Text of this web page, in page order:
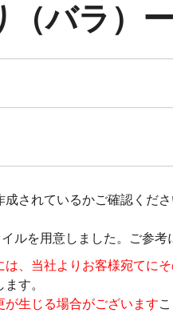
（バラ）
されているかご確認くださ
ルを用意しました。ご参考
、当社よりお客様宛てに
す。
生じる場合がございます